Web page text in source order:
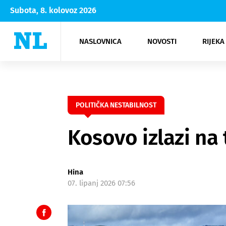
Subota, 8. kolovoz 2026
NASLOVNICA NOVOSTI
Rijeka Opatija
NK
Moda
Kultura
POLITIČKA NESTABILNOST
Kosovo izlazi
Hina
07. lipanj 2026 07:56